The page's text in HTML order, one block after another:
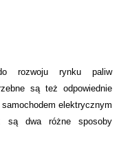
rozwoju rynku paliw
są też odpowiednie
elektrycznym
są dwa różne sposoby